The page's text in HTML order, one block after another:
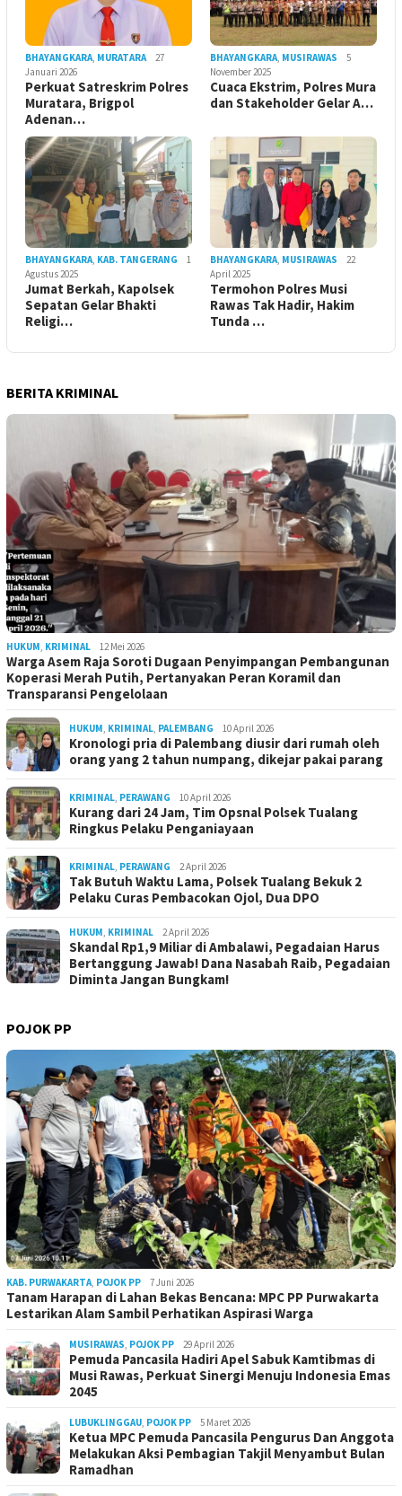
BHAYANGKARA MURATARA
27
Januari 2026
Perkuat Satreskrim Polres
Muratara, Brigpol
Adenan…
BHAYANGKARA MUSIRAWAS
5
November 2025
Cuaca Ekstrim, Polres Mura
dan Stakeholder Gelar A…
BHAYANGKARA KAB. TANGERANG
1
Agustus 2025
Jumat Berkah, Kapolsek
Sepatan Gelar Bhakti
Religi…
BHAYANGKARA MUSIRAWAS
22
April 2025
Termohon Polres Musi
Rawas Tak Hadir, Hakim
Tunda …
BERITA KRIMINAL
HUKUM KRIMINAL 12 Mei 2026
Warga Asem Raja Soroti Dugaan Penyimpangan Pembangunan
Koperasi Merah Putih, Pertanyakan Peran Koramil dan
Transparansi Pengelolaan
HUKUM KRIMINAL PALEMBANG 10 April 2026
Kronologi pria di Palembang diusir dari rumah oleh
orang yang 2 tahun numpang, dikejar pakai parang
KRIMINAL PERAWANG 10 April 2026
Kurang dari 24 Jam, Tim Opsnal Polsek Tualang
Ringkus Pelaku Penganiayaan
KRIMINAL PERAWANG 2 April 2026
Tak Butuh Waktu Lama, Polsek Tualang Bekuk 2
Pelaku Curas Pembacokan Ojol, Dua DPO
HUKUM KRIMINAL 2 April 2026
Skandal Rp1,9 Miliar di Ambalawi, Pegadaian Harus
Bertanggung Jawab! Dana Nasabah Raib, Pegadaian
Diminta Jangan Bungkam!
POJOK PP
KAB. PURWAKARTA POJOK PP 7 Juni 2026
Tanam Harapan di Lahan Bekas Bencana: MPC PP Purwakarta
Lestarikan Alam Sambil Perhatikan Aspirasi Warga
MUSIRAWAS POJOK PP 29 April 2026
Pemuda Pancasila Hadiri Apel Sabuk Kamtibmas di
Musi Rawas, Perkuat Sinergi Menuju Indonesia Emas
2045
LUBUKLINGGAU POJOK PP 5 Maret 2026
Ketua MPC Pemuda Pancasila Pengurus Dan Anggota
Melakukan Aksi Pembagian Takjil Menyambut Bulan
Ramadhan